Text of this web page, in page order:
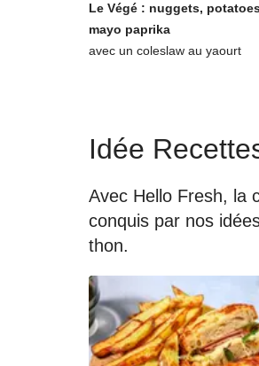
Le Végé : nuggets,
mayo paprika
avec un coleslaw au yaourt
Idée
Avec Hello Fresh, la
conquis par nos
thon.